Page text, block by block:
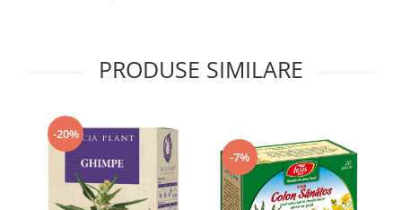
Tincturi si Gemoderivate
Vitamine si minerale
PRODUSE SIMILARE
-20%
-7%